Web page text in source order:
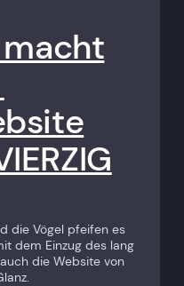
macht
die Vögel pfeifen es
dem Einzug des lang
die Website von